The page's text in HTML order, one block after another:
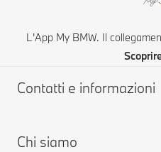
L'App My BMW. Il
Contatti e informazioni
Aiuto & Contatti
Chi siamo